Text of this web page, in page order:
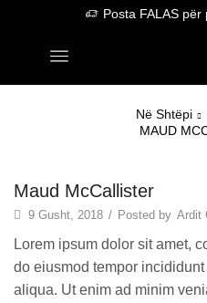
Posta FALAS
Në Shtëpi
MAUD
Maud McCallister
9 Gusht, 2018 / Posted by Ardit
Lorem ipsum dolor sit amet,
do eiusmod tempor
aliqua. Ut enim ad minim